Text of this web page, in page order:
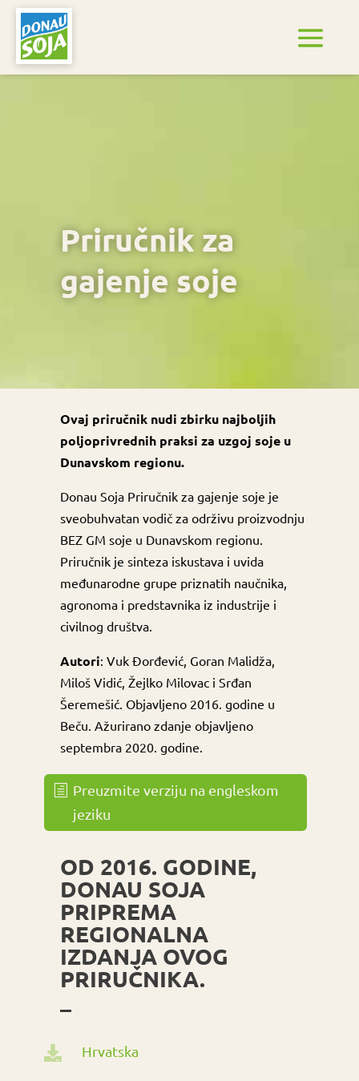
Priručnik za
gajenje soje
Ovaj priručnik nudi zbirku najboljih
poljoprivrednih praksi za uzgoj soje u
Dunavskom regionu.
Donau Soja Priručnik za gajenje soje je
sveobuhvatan vodič za održivu proizvodnju
BEZ GM soje u Dunavskom regionu.
Priručnik je sinteza iskustava i uvida
međunarodne grupe priznatih naučnika,
agronoma i predstavnika iz industrije i
civilnog društva.
Autori: Vuk Đorđević, Goran Malidža,
Miloš Vidić, Žejlko Milovac i Srđan
Šeremešić. Objavljeno 2016. godine u
Beču. Ažurirano zdanje objavljeno
septembra 2020. godine.
Preuzmite verziju na engleskom
jeziku
OD 2016. GODINE,
DONAU SOJA
PRIPREMA
REGIONALNA
IZDANJA OVOG
PRIRUČNIKA.
–
 Hrvatska